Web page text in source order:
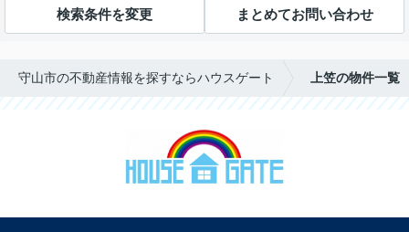
検索条件を変更 まとめてお問い合わせ
守山市の不動産情報を探すならハウスゲート 上笠の物件一覧